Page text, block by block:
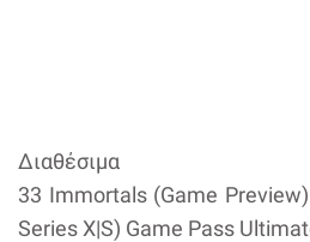
Διαθέσιμα
33 Immortals (Game
Series X|S) Game Pass